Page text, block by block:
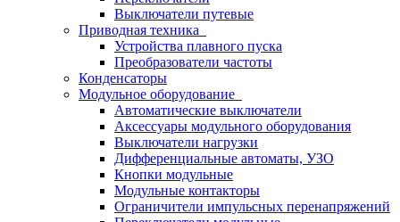
Выключатели путевые
Приводная техника
Устройства плавного пуска
Преобразователи частоты
Конденсаторы
Модульное оборудование
Автоматические выключатели
Аксессуары модульного оборудования
Выключатели нагрузки
Дифференциальные автоматы, УЗО
Кнопки модульные
Модульные контакторы
Ограничители импульсных перенапряжений